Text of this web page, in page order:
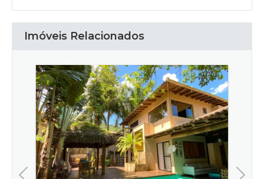
Imóveis Relacionados
Previous Next